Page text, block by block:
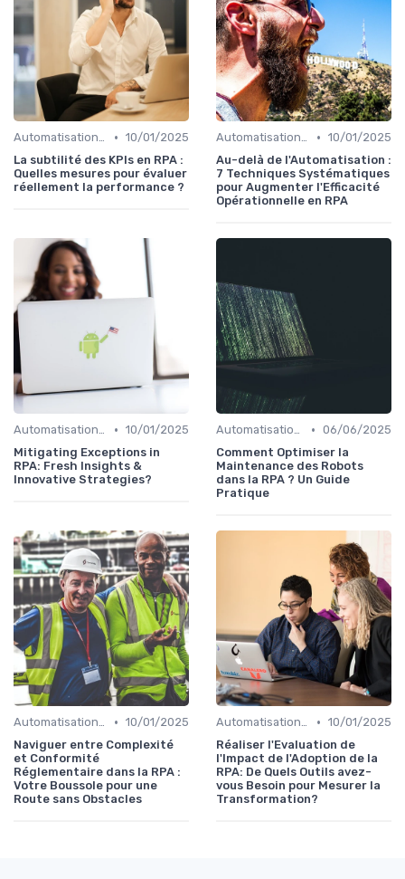
Automatisation et RPA • 10/01/2025
La subtilité des KPIs en RPA :
Quelles mesures pour évaluer
réellement la performance ?
Automatisation et RPA • 10/01/2025
Au-delà de l'Automatisation :
7 Techniques Systématiques
pour Augmenter l'Efficacité
Opérationnelle en RPA
Automatisation et RPA • 10/01/2025
Mitigating Exceptions in
RPA: Fresh Insights &
Innovative Strategies?
Automatisation et RPA • 06/06/2025
Comment Optimiser la
Maintenance des Robots
dans la RPA ? Un Guide
Pratique
Automatisation et RPA • 10/01/2025
Naviguer entre Complexité
et Conformité
Réglementaire dans la RPA :
Votre Boussole pour une
Route sans Obstacles
Automatisation et RPA • 10/01/2025
Réaliser l'Evaluation de
l'Impact de l'Adoption de la
RPA: De Quels Outils avez-
vous Besoin pour Mesurer la
Transformation?